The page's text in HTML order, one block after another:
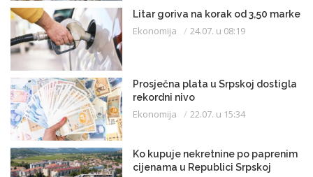
Litar goriva na korak od 3,50 marke
Ekonomija 24.07. u 08:19
Prosječna plata u Srpskoj dostigla
rekordni nivo
Ekonomija 22.07. u 15:34
Ko kupuje nekretnine po paprenim
cijenama u Republici Srpskoj